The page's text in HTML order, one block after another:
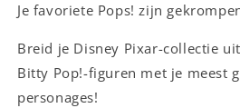
Je favoriete Pops! zijn
Breid je Disney Pixar-collectie
Bitty Pop!-figuren met je meest
personages!